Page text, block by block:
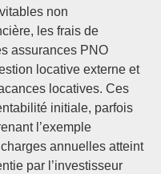
non
les frais de
assurances PNO
locative externe et
locatives. Ces
initiale, parfois
l’exemple
annuelles atteint
par l’investisseur